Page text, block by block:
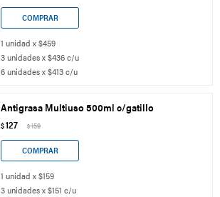
1 unidad x $459
3 unidades x $436 c/u
6 unidades x $413 c/u
Antigrasa Multiuso 500ml c/gatillo
$127 $159
1 unidad x $159
3 unidades x $151 c/u